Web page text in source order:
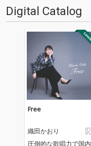
Digital Catalog
Free
織田かおり
圧倒的な歌唱力で国内